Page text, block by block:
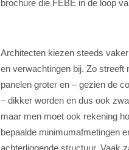
brochure die FEBE in de loop
Architecten kiezen steeds
en verwachtingen bij. Zo streeft
panelen groter en – gezien de
– dikker worden en dus ook
maar men moet ook rekening
bepaalde minimumafmetingen
achterliggende structuur. Vaak